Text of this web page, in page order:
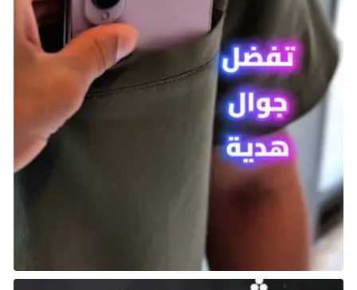
بعد ذلك، سيظهر عدد من البهلوانات الآخرين على المسرح.
في الجزء التالي من العرض:
التقط الفطائر الموجودة على الطاولة.
قم برمي الفطائر على البهلوانات الذين يركضون حولك
خمس مرات على الأقل. يمكنك استخدام فتحة القنابل